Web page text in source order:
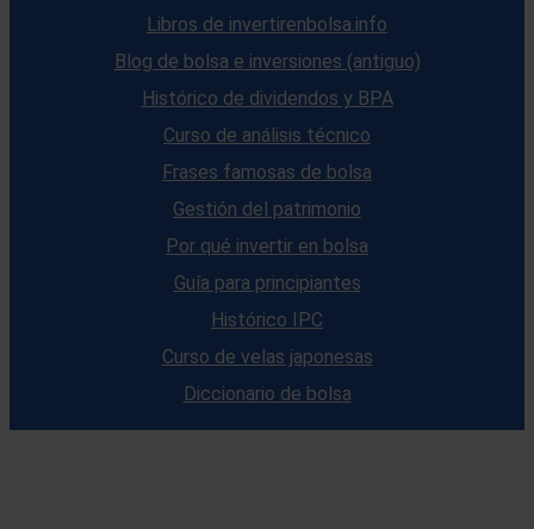
Libros de invertirenbolsa.info
Blog de bolsa e inversiones (antiguo)
Histórico de dividendos y BPA
Curso de análisis técnico
Frases famosas de bolsa
Gestión del patrimonio
Por qué invertir en bolsa
Guía para principiantes
Histórico IPC
Curso de velas japonesas
Diccionario de bolsa